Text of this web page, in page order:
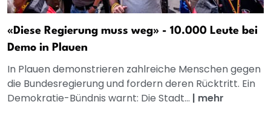
«Diese Regierung muss weg» - 10.000 Leute bei
Demo in Plauen
In Plauen demonstrieren zahlreiche Menschen gegen
die Bundesregierung und fordern deren Rücktritt. Ein
Demokratie-Bündnis warnt: Die Stadt... | mehr